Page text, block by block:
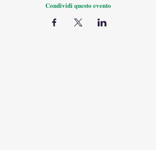
Condividi questo evento